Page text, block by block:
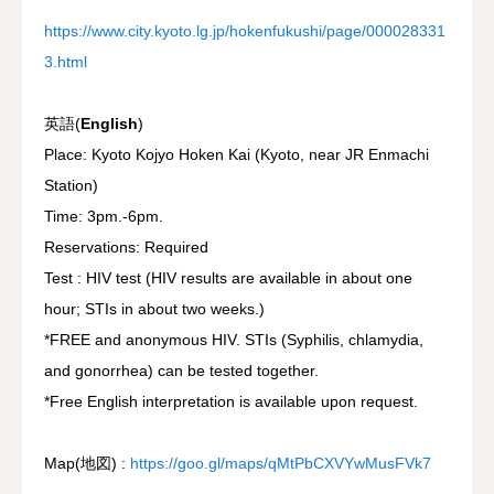
https://www.city.kyoto.lg.jp/hokenfukushi/page/000028331
3.html
英語(English)
Place: Kyoto Kojyo Hoken Kai (Kyoto, near JR Enmachi
Station)
Time: 3pm.-6pm.
Reservations: Required
Test : HIV test (HIV results are available in about one
hour; STIs in about two weeks.)
*FREE and anonymous HIV. STIs (Syphilis, chlamydia,
and gonorrhea) can be tested together.
*Free English interpretation is available upon request.
Map(地図) : https://goo.gl/maps/qMtPbCXVYwMusFVk7